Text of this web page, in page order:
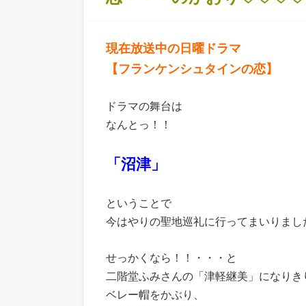
現在放送中の日曜ドラマ
【フランケンシュタインの恋】
ドラマの舞台は
なんとっ！！
「沼津」
ということで
今はやりの聖地巡礼に行ってまいりまし
せっかくなら！！・・・と
二階堂ふみさんの「津軽継美」になりき
ベレー帽をかぶり、